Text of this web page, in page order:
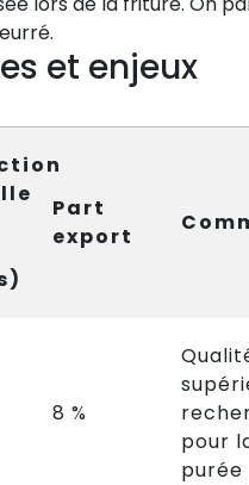
et enjeux
Part
export
8 %
pour
purée